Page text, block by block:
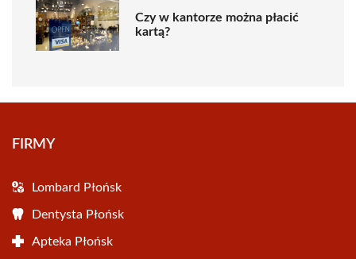
Czy w kantorze można płacić
kartą?
FIRMY
Lombard Płońsk
Dentysta Płońsk
Apteka Płońsk